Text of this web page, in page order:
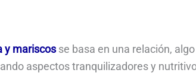
y mariscosse basa en una relación,
aspectos tranquilizadores y